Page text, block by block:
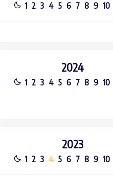
1 2 3 4 5 6 7 8 9 10
2024
1 2 3 4 5 6 7 8 9 10
2023
1 2 3 4 5 6 7 8 9 10